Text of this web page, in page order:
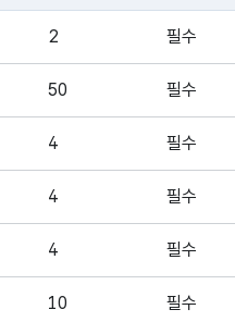
목에 대한 표로, 국문항목
2 필수
50 필수
4 필수
4 필수
4 필수
10 필수